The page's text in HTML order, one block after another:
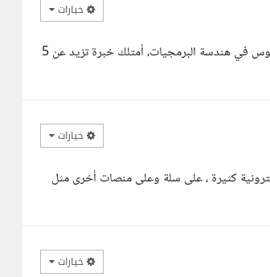
خيارات
السلام عليكم ورحمة الله وبركاته اهلا بك استاذ عبد الله معك مهندس هيثم، حاصل على بكالوريوس في هندسة البرمجيات، أمتلك خبرة تزيد عن 5
خيارات
كثيرة ، على سلة وعلى منصات أخرى مثل
خيارات